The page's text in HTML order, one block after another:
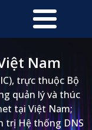
Nam
trực thuộc Bộ
quản lý và thúc
tại Việt Nam;
trị Hệ thống DNS